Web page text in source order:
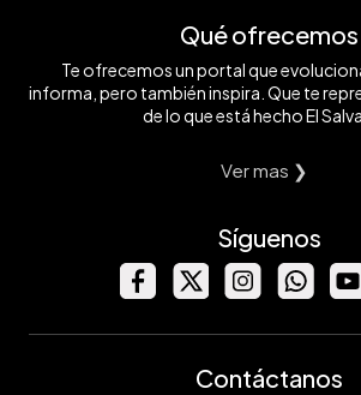
Qué ofrecemos
Te ofrecemos un portal que
informa, pero también inspira. Que te
de lo que está hecho El
Ver mas ❯
Síguenos
Contáctanos